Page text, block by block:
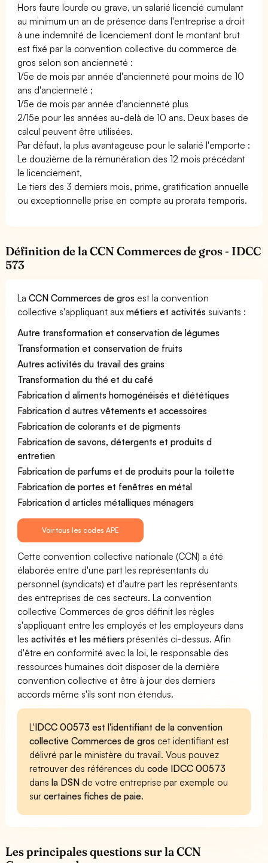
Hors faute lourde ou grave, un salarié licencié cumulant
au minimum un an de présence dans l'entreprise a droit
à une indemnité de licenciement dont le montant brut
est fixé par la convention collective du commerce de
gros selon son ancienneté :
1/5e de mois par année d'ancienneté pour moins de 10
ans d'ancienneté ;
1/5e de mois par année d'ancienneté plus
2/15e pour les années au-delà de 10 ans. Deux bases de
calcul peuvent être utilisées.
Par défaut, la plus avantageuse pour le salarié l'emporte :
Le douzième de la rémunération des 12 mois précédant
le licenciement,
Le tiers des 3 derniers mois, prime, gratification annuelle
ou exceptionnelle prise en compte au prorata temporis.
Définition de la CCN Commerces de gros - IDCC
573
LaCCN Commerces de gros est la convention
collective s'appliquant auxmétiers et activités suivants :
Autre transformation et conservation de légumes
Transformation et conservation de fruits
Autres activités du travail des grains
Transformation du thé et du café
Fabrication d aliments homogénéisés et diététiques
Fabrication d autres vêtements et accessoires
Fabrication de colorants et de pigments
Fabrication de savons, détergents et produits d
entretien
Fabrication de parfums et de produits pour la toilette
Fabrication de portes et fenêtres en métal
Fabrication d articles métalliques ménagers
Voir tous les codes APE
Cette convention collective nationale (CCN) a été
élaborée entre d'une part les représentants du
personnel (syndicats) et d'autre part les représentants
des entreprises de ces secteurs. La convention
collective Commerces de gros définit les règles
s'appliquant entre les employés et les employeurs dans
lesactivités et les métiers présentés ci-dessus. Afin
d'être en conformité avec la loi, le responsable des
ressources humaines doit disposer de la dernière
convention collective et être à jour des derniers
accords même s'ils sont non étendus.
L'IDCC 00573 est l'identifiant de la convention
collective Commerces de gros cet identifiant est
délivré par le ministère du travail. Vous pouvez
retrouver des références ducode IDCC 00573
dansla DSN de votre entreprise par exemple ou
surcertaines fiches de paie.
Les principales questions sur la CCN